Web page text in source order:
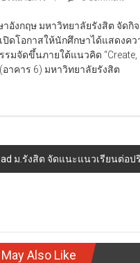
อังกฤษ มหาวิทยาลัยรังสิต จัดกิจก
เปิดโอกาสให้นักศึกษาได้แสดง
รมจัดขึ้นภายใต้แนวคิด “Create,
(อาคาร 6) มหาวิทยาลัยรังสิต
ม.รังสิต จัดแนะแนวเรียนต่อ
Also Like